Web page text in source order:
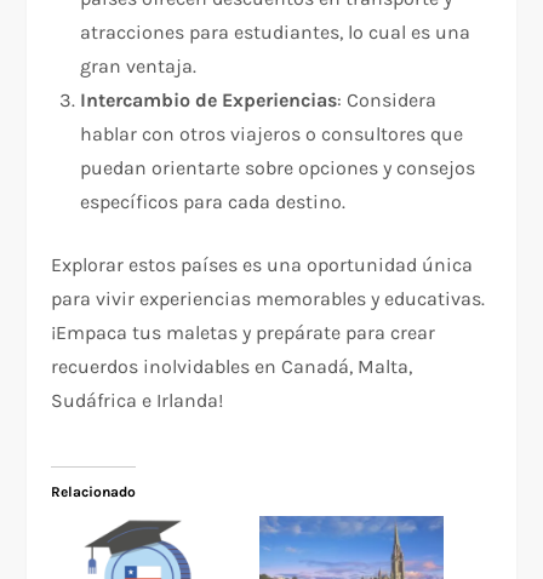
atracciones para estudiantes, lo cual es una
gran ventaja.
Intercambio de Experiencias: Considera
hablar con otros viajeros o consultores que
puedan orientarte sobre opciones y consejos
específicos para cada destino.
Explorar estos países es una oportunidad única
para vivir experiencias memorables y educativas.
¡Empaca tus maletas y prepárate para crear
recuerdos inolvidables en Canadá, Malta,
Sudáfrica e Irlanda!
Relacionado